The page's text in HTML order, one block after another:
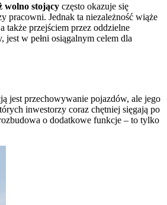
wolno stojący często okazuje się
pracowni. Jednak ta niezależność wiąże
także przejściem przez oddzielne
w pełni osiągalnym celem dla
jest przechowywanie pojazdów, ale jego
inwestorzy coraz chętniej sięgają po
o dodatkowe funkcje – to tylko